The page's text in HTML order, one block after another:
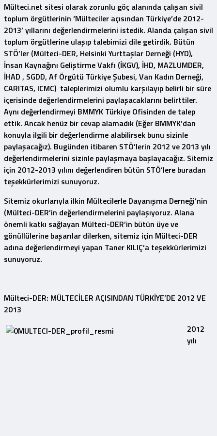
Mülteci.net sitesi olarak zorunlu göç alanında çalışan sivil
toplum örgütlerinin ‘Mülteciler açısından Türkiye’de 2012-
2013’yıllarını değerlendirmelerini istedik. Alanda çalışan sivil
toplum örgütlerine ulaşıp talebimizi dile getirdik. Bütün
STÖ’ler (Mülteci-DER, Helsinki Yurttaşlar Derneği (HYD),
İnsan Kaynağını Geliştirme Vakfı (İKGV), İHD, MAZLUMDER,
İHAD , SGDD, Af Örgütü Türkiye Şubesi, Van Kadın Derneği,
CARITAS, ICMC) taleplerimizi olumlu karşılayıp belirli bir süre
içerisinde değerlendirmelerini paylaşacaklarını belirttiler.
Aynı değerlendirmeyi BMMYK Türkiye Ofisinden de talep
ettik. Ancak henüz bir cevap alamadık (Eğer BMMYK’dan
konuyla ilgili bir değerlendirme alabilirsek bunu sizinle
paylaşacağız). Bugünden itibaren STÖ’lerin 2012 ve 2013 yılı
değerlendirmelerini sizinle paylaşmaya başlayacağız. Sitemiz
için 2012-2013 yılını değerlendiren bütün STÖ’lere buradan
teşekkürlerimizi sunuyoruz.
Sitemiz okurlarıyla ilkin Mültecilerle Dayanışma Derneği’nin
(Mülteci-DER’in değerlendirmelerini paylaşıyoruz. Alana
önemli katkı sağlayan Mülteci-DER’in bütün üye ve
gönüllülerine başarılar dilerken, sitemiz için Mülteci-DER
adına değerlendirmeyi yapan Taner KILIÇ’a teşekkürlerimizi
sunuyoruz.
Mülteci-DER: MÜLTECİLER AÇISINDAN TÜRKİYE’DE 2012 VE
2013
2012
yılı